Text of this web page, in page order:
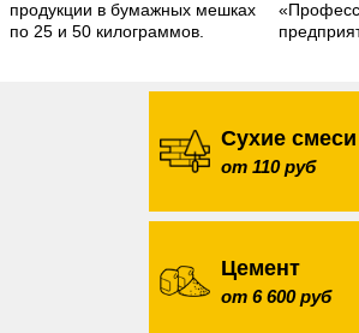
продукции в бумажных мешках
по 25 и 50 килограммов.
Сухие смеси
от 110 руб
Цемент
от 6 600 руб